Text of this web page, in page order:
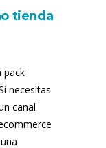
tienda
pack
necesitas
canal